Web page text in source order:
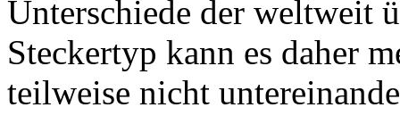
Unterschiede der weltweit
Steckertyp kann es daher
teilweise nicht